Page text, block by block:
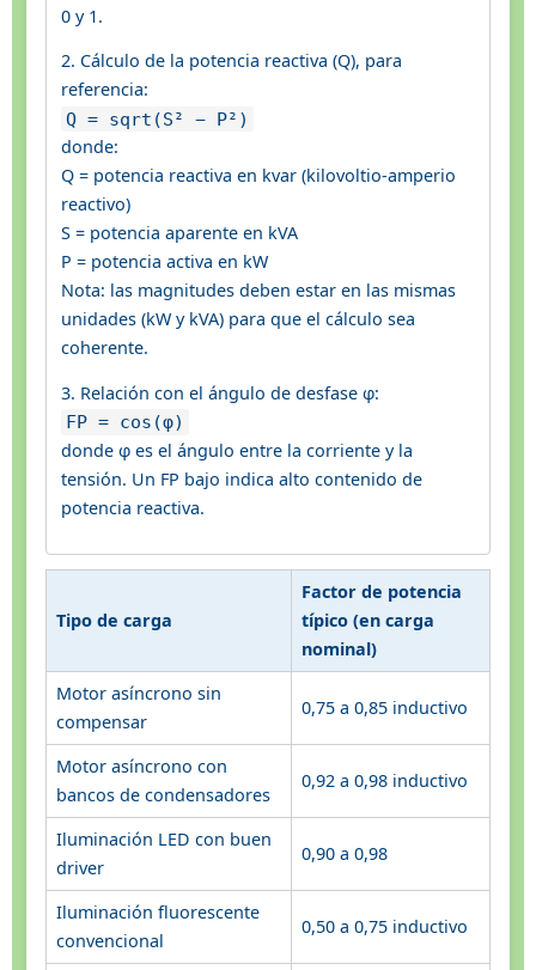
0 y 1.
2. Cálculo de la potencia reactiva (Q), para
referencia:
Q = sqrt(S² − P²)
donde:
Q = potencia reactiva en kvar (kilovoltio-amperio
reactivo)
S = potencia aparente en kVA
P = potencia activa en kW
Nota: las magnitudes deben estar en las mismas
unidades (kW y kVA) para que el cálculo sea
coherente.
3. Relación con el ángulo de desfase φ:
FP = cos(φ)
donde φ es el ángulo entre la corriente y la
tensión. Un FP bajo indica alto contenido de
potencia reactiva.
Tipo de carga
Factor de potencia
típico (en carga
nominal)
Motor asíncrono sin
compensar
0,75 a 0,85 inductivo
Motor asíncrono con
bancos de condensadores
0,92 a 0,98 inductivo
Iluminación LED con buen
driver
0,90 a 0,98
Iluminación fluorescente
convencional
0,50 a 0,75 inductivo